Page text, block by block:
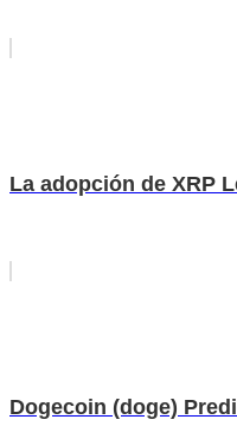
La adopción de XRP
Dogecoin (doge)